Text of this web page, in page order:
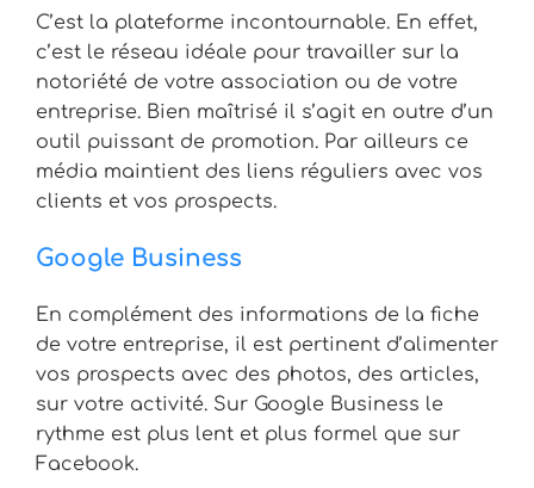
C’est la plateforme incontournable. En effet,
c’est le réseau idéale pour travailler sur la
notoriété de votre association ou de votre
entreprise. Bien maîtrisé il s’agit en outre d’un
outil puissant de promotion. Par ailleurs ce
média maintient des liens réguliers avec vos
clients et vos prospects.
Google Business
En complément des informations de la fiche
de votre entreprise, il est pertinent d’alimenter
vos prospects avec des photos, des articles,
sur votre activité. Sur Google Business le
rythme est plus lent et plus formel que sur
Facebook.